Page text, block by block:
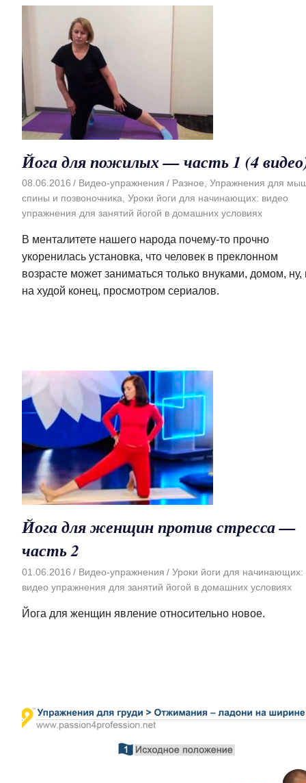
Йога для пожилых — часть 1 (4
08.06.2016 Видео-упражнения Разное, Упражнения для
спины и позвоночника, Уроки йоги для начинающих: видео
упражнения для занятий йогой в домашних условиях
В менталитете нашего народа почему-то прочно
укоренилась установка, что человек в преклонном
возрасте может заниматься только внуками, домом, ну,
на худой конец, просмотром сериалов.
Йога для женщин против стресса —
часть 2
01.06.2016 Видео-упражнения
Уроки йоги для начинающих:
видео упражнения для занятий йогой в домашних условиях
Йога для женщин явление относительно новое.